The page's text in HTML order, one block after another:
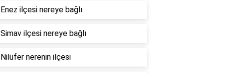
Enez ilçesi nereye bağlı
Simav ilçesi nereye bağlı
Nilüfer nerenin ilçesi